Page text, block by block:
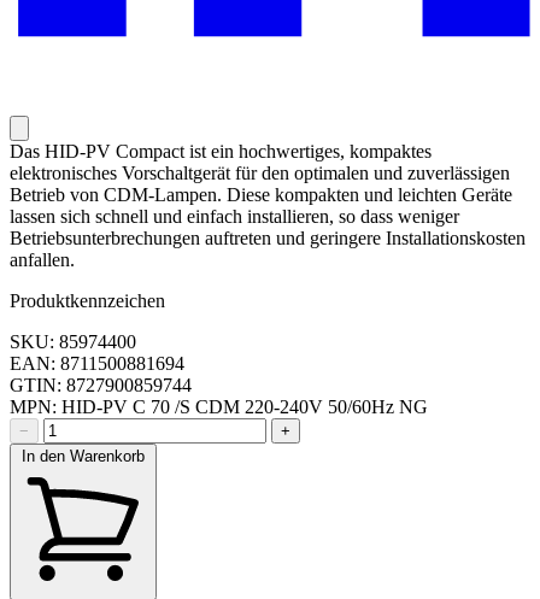
Das HID-PV Compact ist ein hochwertiges, kompaktes
elektronisches Vorschaltgerät für den optimalen und zuverlässigen
Betrieb von CDM-Lampen. Diese kompakten und leichten Geräte
lassen sich schnell und einfach installieren, so dass weniger
Betriebsunterbrechungen auftreten und geringere Installationskosten
anfallen.
Produktkennzeichen
SKU: 85974400
EAN: 8711500881694
GTIN: 8727900859744
MPN: HID-PV C 70 /S CDM 220-240V 50/60Hz NG
−
+
In den Warenkorb